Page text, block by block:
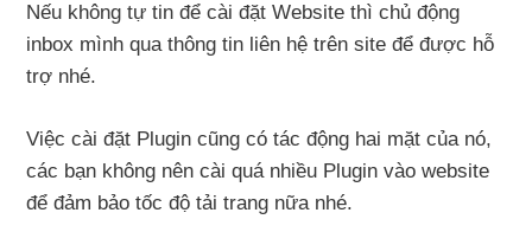
Nếu không tự tin để cài đặt Website thì chủ động
inbox mình qua thông tin liên hệ trên site để được hỗ
trợ nhé.
Việc cài đặt Plugin cũng có tác động hai mặt của nó,
các bạn không nên cài quá nhiều Plugin vào website
để đảm bảo tốc độ tải trang nữa nhé.